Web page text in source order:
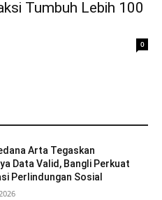
Tumbuh Lebih 100
0
Arta Tegaskan
Data Valid, Bangli Perkuat
Perlindungan Sosial